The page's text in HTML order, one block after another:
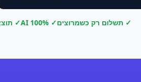
✓ תשלום רק כשמרוצים✓ 100% AI
✓